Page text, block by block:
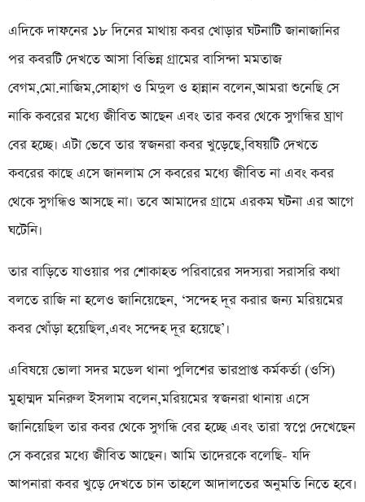
এদিকে দাফনের ১৮ দিনের মাথায় কবর খোড়ার ঘটনাটি জানাজানির
পর কবরটি দেখতে আসা বিভিন্ন গ্রামের বাসিন্দা মমতাজ
বেগম,মো.নাজিম,সোহাগ ও মিদুল ও হান্নান বলেন,আমরা শুনেছি সে
নাকি কবরের মধ্যে জীবিত আছেন এবং তার কবর থেকে সুগন্ধির ঘ্রাণ
বের হচ্ছে। এটা ভেবে তার স্বজনরা কবর খুড়েছে,বিষয়টি দেখতে
কবরের কাছে এসে জানলাম সে কবরের মধ্যে জীবিত না এবং কবর
থেকে সুগন্ধিও আসছে না। তবে আমাদের গ্রামে এরকম ঘটনা এর আগে
ঘটেনি।
তার বাড়িতে যাওয়ার পর শোকাহত পরিবারের সদস্যরা সরাসরি কথা
বলতে রাজি না হলেও জানিয়েছেন, ‘সন্দেহ দূর করার জন্য মরিয়মের
কবর খোঁড়া হয়েছিল,এবং সন্দেহ দূর হয়েছে’।
এবিষয়ে ভোলা সদর মডেল থানা পুলিশের ভারপ্রাপ্ত কর্মকর্তা (ওসি)
মুহাম্মদ মনিরুল ইসলাম বলেন,মরিয়মের স্বজনরা থানায় এসে
জানিয়েছিল তার কবর থেকে সুগন্ধি বের হচ্ছে এবং তারা স্বপ্নে দেখেছেন
সে কবরের মধ্যে জীবিত আছেন। আমি তাদেরকে বলেছি- যদি
আপনারা কবর খুড়ে দেখতে চান তাহলে আদালতের অনুমতি নিতে হবে।